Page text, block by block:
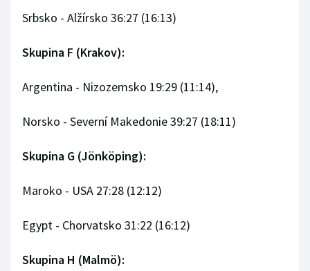
Srbsko - Alžírsko 36:27 (16:13)
Skupina F (Krakov):
Argentina - Nizozemsko 19:29 (11:14),
Norsko - Severní Makedonie 39:27 (18:11)
Skupina G (Jönköping):
Maroko - USA 27:28 (12:12)
Egypt - Chorvatsko 31:22 (16:12)
Skupina H (Malmö):